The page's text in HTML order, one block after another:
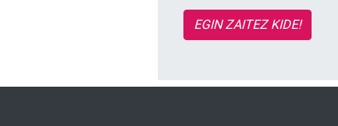
EGIN ZAITEZ KIDE!